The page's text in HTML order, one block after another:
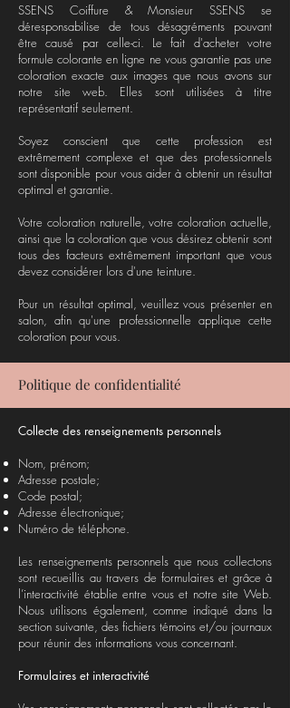
SSENS Coiffure & Monsieur SSENS se
déresponsabilise de tous désagréments pouvant
être causé par celle-ci. Le fait d'acheter votre
formule colorante en ligne ne vous garantie pas une
coloration exacte aux images que nous avons sur
notre site web. Elles sont utilisées à titre
représentatif seulement.
Soyez conscient que cette profession est
extrêmement complexe et que des professionnels
sont disponible pour vous aider à obtenir un résultat
optimal et garantie.
Votre coloration naturelle, votre coloration actuelle,
ainsi que la coloration que vous désirez obtenir sont
tous des facteurs extrêmement important que vous
devez considérer lors d'une teinture.
Pour un résultat optimal, veuillez vous présenter en
salon, afin qu'une professionnelle applique cette
coloration pour vous.
Politique de confidentialité
Collecte des renseignements personnels
Nom, prénom;
Adresse postale;
Code postal;
Adresse électronique;
Numéro de téléphone.
Les renseignements personnels que nous collectons
sont recueillis au travers de formulaires et grâce à
l’interactivité établie entre vous et notre site Web.
Nous utilisons également, comme indiqué dans la
section suivante, des fichiers témoins et/ou journaux
pour réunir des informations vous concernant.
Formulaires et interactivité